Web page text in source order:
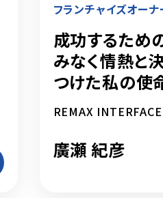
フランチャイズオーナ
成功するため
みなく――情熱
つけた私の使
REMAX INTERFACE
廣瀬 紀彦